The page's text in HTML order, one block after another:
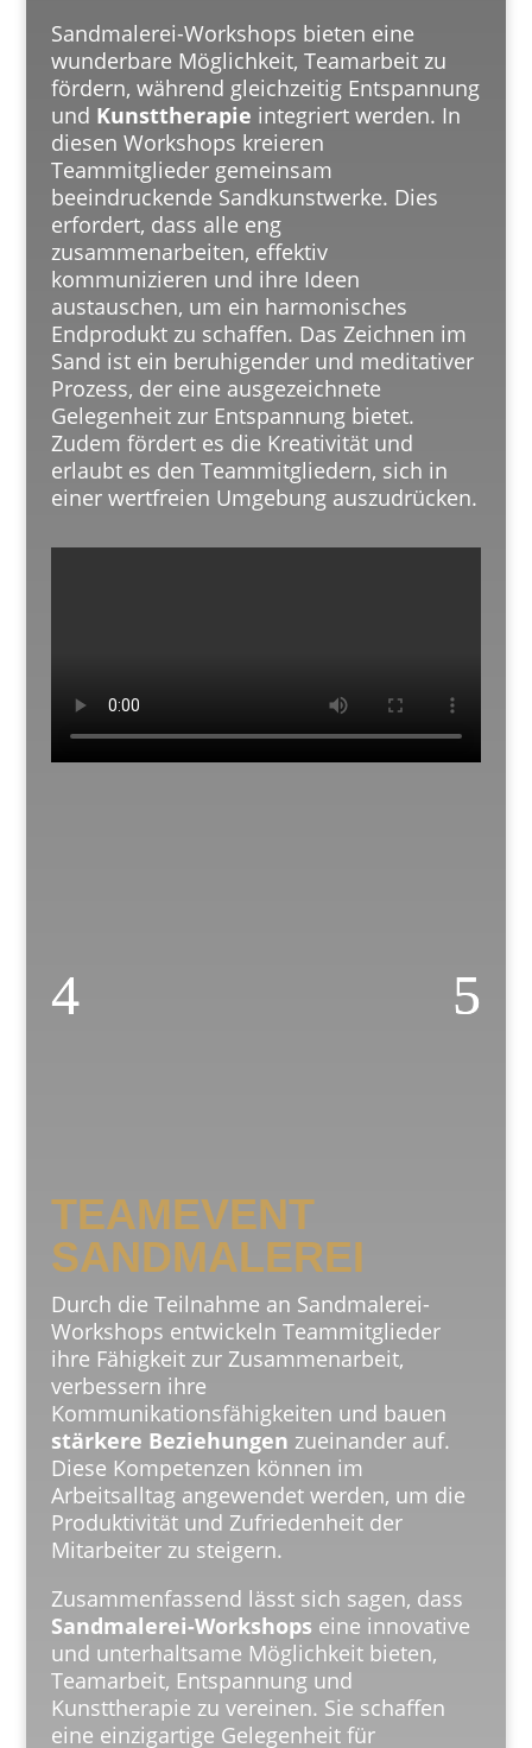
Sandmalerei-Workshops bieten eine
wunderbare Möglichkeit, Teamarbeit zu
fördern, während gleichzeitig Entspannung
und Kunsttherapie integriert werden. In
diesen Workshops kreieren
Teammitglieder gemeinsam
beeindruckende Sandkunstwerke. Dies
erfordert, dass alle eng
zusammenarbeiten, effektiv
kommunizieren und ihre Ideen
austauschen, um ein harmonisches
Endprodukt zu schaffen. Das Zeichnen im
Sand ist ein beruhigender und meditativer
Prozess, der eine ausgezeichnete
Gelegenheit zur Entspannung bietet.
Zudem fördert es die Kreativität und
erlaubt es den Teammitgliedern, sich in
einer wertfreien Umgebung auszudrücken.
TEAMEVENT
SANDMALEREI
Durch die Teilnahme an Sandmalerei-
Workshops entwickeln Teammitglieder
ihre Fähigkeit zur Zusammenarbeit,
verbessern ihre
Kommunikationsfähigkeiten und bauen
stärkere Beziehungen zueinander auf.
Diese Kompetenzen können im
Arbeitsalltag angewendet werden, um die
Produktivität und Zufriedenheit der
Mitarbeiter zu steigern.
Zusammenfassend lässt sich sagen, dass
Sandmalerei-Workshops eine innovative
und unterhaltsame Möglichkeit bieten,
Teamarbeit, Entspannung und
Kunsttherapie zu vereinen. Sie schaffen
eine einzigartige Gelegenheit für